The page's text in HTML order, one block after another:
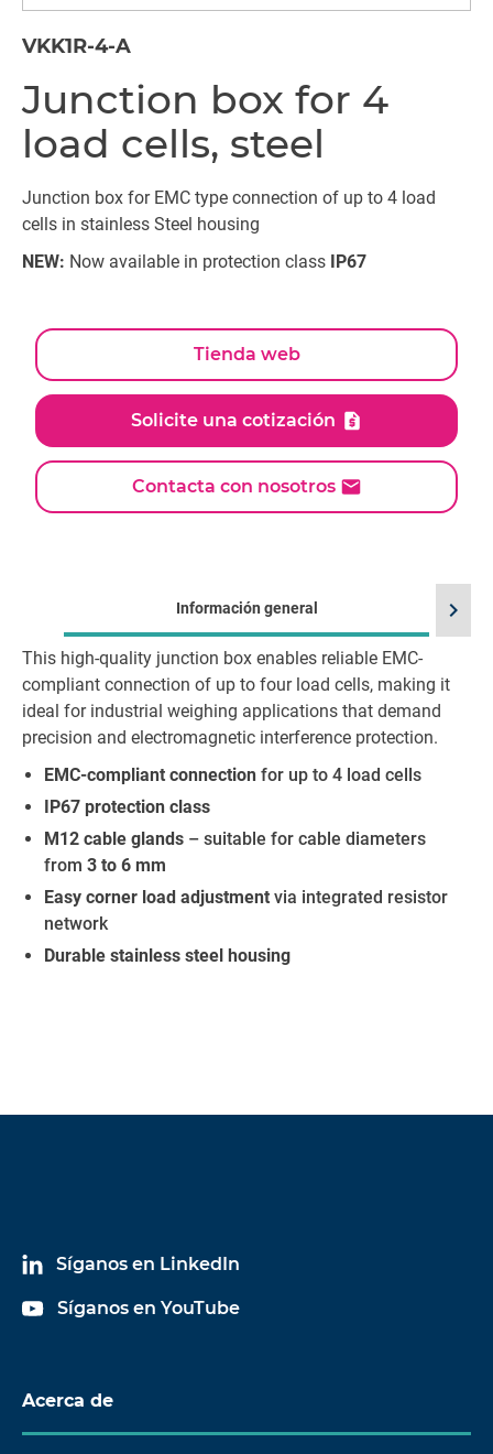
VKK1R-4-A
Junction box for 4
load cells, steel
Junction box for EMC type connection of up to 4 load
cells in stainless Steel housing
NEW: Now available in protection class IP67
Tienda web
Solicite una cotización
Contacta con nosotros
Información general
This high-quality junction box enables reliable EMC-
compliant connection of up to four load cells, making it
ideal for industrial weighing applications that demand
precision and electromagnetic interference protection.
EMC-compliant connection for up to 4 load cells
IP67 protection class
M12 cable glands – suitable for cable diameters
from 3 to 6 mm
Easy corner load adjustment via integrated resistor
network
Durable stainless steel housing
chevron_right
Síganos en LinkedIn
Síganos en YouTube
Acerca de